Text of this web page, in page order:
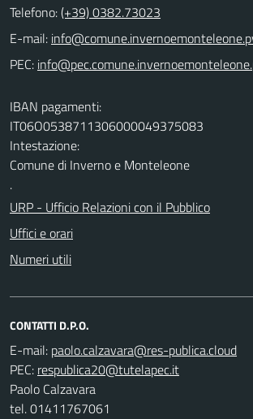
Telefono:(+39) 0382.73023
E-mail:
PEC:
IBAN pagamenti:
IT06O0538711306000049375083
Intestazione:
Comune di Inverno e Monteleone
.
URP - Ufficio Relazioni con il Pubblico
Uffici e orari
Numeri utili
CONTATTI D.P.O.
E-mail:
PEC:
Paolo Calzavara
tel. 01411767061